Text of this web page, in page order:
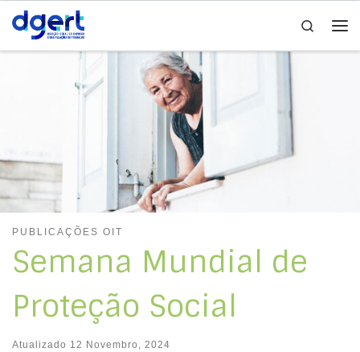
Skip to content
Search
PUBLICAÇÕES OIT
Semana Mundial de
Proteção Social
Atualizado 12 Novembro, 2024